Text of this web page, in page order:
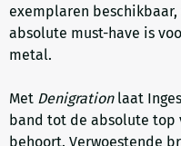
exemplaren
absolute must-have is
metal.
Met Denigrationlaat
band tot de absolute top
behoort. Verwoestende